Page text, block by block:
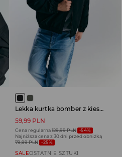
Lekka kurtka bomber z kieszeniami czarna
59,99 PLN
Cena regularna129,99 PLN -54%
Najniższa cena z 30 dni przed obniżką
79,99 PLN -25%
SALEOSTATNIE SZTUKI